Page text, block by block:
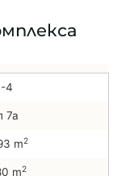
4
7а
m2
m2